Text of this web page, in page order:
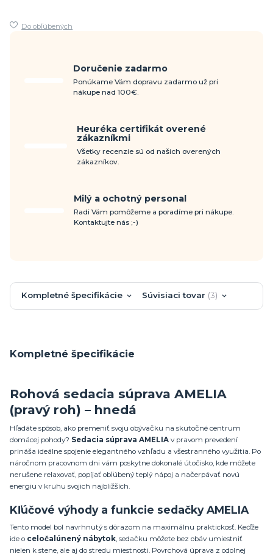
Do obľúbených
Doručenie zadarmo
Ponúkame Vám dopravu zadarmo už pri
nákupe nad 100€.
Heuréka certifikát overené
zákazníkmi
Všetky recenzie sú od našich overených
zákazníkov.
Milý a ochotný personal
Radi Vám pomôžeme a poradíme pri nákupe.
Kontaktujte nás ;-)
Kompletné špecifikácie Súvisiaci tovar 3
Kompletné špecifikácie
Rohová sedacia súprava AMELIA
(pravý roh) – hnedá
Hľadáte spôsob, ako premeniť svoju obývačku na skutočné centrum
domácej pohody? Sedacia súprava AMELIA v pravom prevedení
prináša ideálne spojenie elegantného vzhľadu a všestranného využitia. Po
náročnom pracovnom dni vám poskytne dokonalé útočisko, kde môžete
nerušene relaxovať, popíjať obľúbený teplý nápoj a načerpávať novú
energiu v kruhu svojich najbližších.
Kľúčové výhody a funkcie sedačky AMELIA
Tento model bol navrhnutý s dôrazom na maximálnu praktickosť. Keďže
ide o celočalúnený nábytok, sedačku môžete bez obáv umiestniť
nielen k stene, ale aj do stredu miestnosti. Povrchová úprava z odolnej